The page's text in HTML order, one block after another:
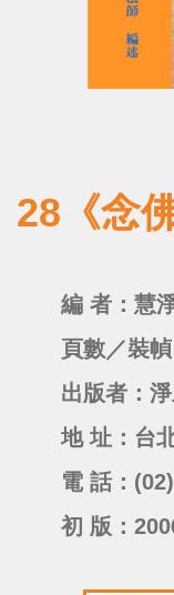
28《念
編 者：慧
頁數／裝
出版者：
地 址：台
電 話：
初 版：